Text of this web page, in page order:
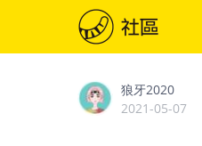
狼牙2020
2021-05-07